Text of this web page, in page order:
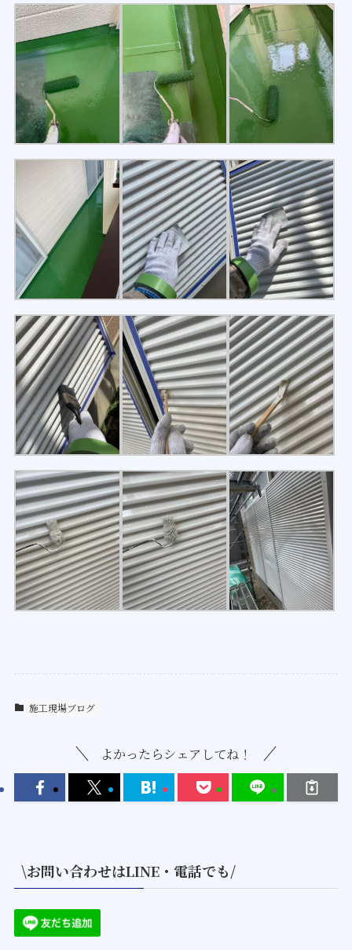
施工現場ブログ
よかったらシェアしてね！
\お問い合わせはLINE・電話でも/